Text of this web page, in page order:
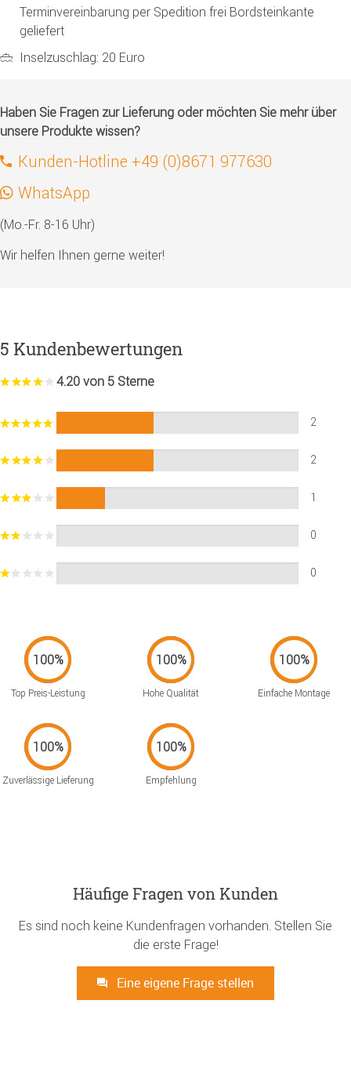
Terminvereinbarung per Spedition frei Bordsteinkante
geliefert
Inselzuschlag: 20 Euro
Haben Sie Fragen zur Lieferung oder möchten Sie mehr über
unsere Produkte wissen?
Kunden-Hotline +49 (0)8671 977630
WhatsApp
(Mo.-Fr. 8-16 Uhr)
Wir helfen Ihnen gerne weiter!
5 Kundenbewertungen
4.20 von 5 Sterne
2
2
1
0
0
Top Preis-Leistung Hohe Qualität Einfache Montage
Zuverlässige Lieferung Empfehlung
Häufige Fragen von Kunden
Es sind noch keine Kundenfragen vorhanden. Stellen Sie
die erste Frage!
Eine eigene Frage stellen